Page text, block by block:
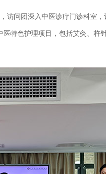
问团深入中医诊疗门诊科室，
特色护理项目，包括艾灸、杵